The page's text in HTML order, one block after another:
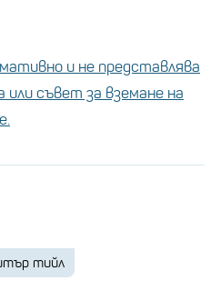
и не представлява
или съвет за вземане на
тийл